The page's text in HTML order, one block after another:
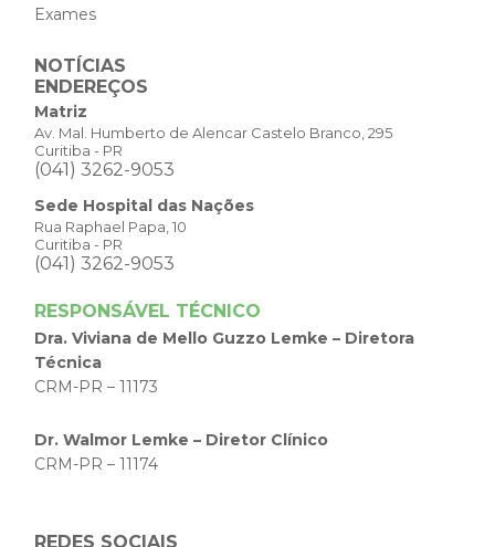
Exames
NOTÍCIAS
ENDEREÇOS
Matriz
Av. Mal. Humberto de Alencar Castelo Branco, 295
Curitiba - PR
(041) 3262-9053
Sede Hospital das Nações
Rua Raphael Papa, 10
Curitiba - PR
(041) 3262-9053
RESPONSÁVEL TÉCNICO
Dra. Viviana de Mello Guzzo Lemke – Diretora
Técnica
CRM-PR – 11173
Dr. Walmor Lemke – Diretor Clínico
CRM-PR – 11174
REDES SOCIAIS